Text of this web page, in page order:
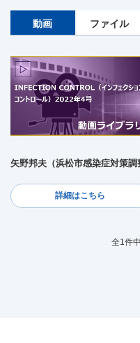
動画 ファイル
矢野邦夫（浜松市感染症対策調
詳細はこちら
全1件